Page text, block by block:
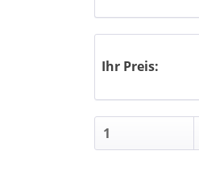
Ihr Preis: